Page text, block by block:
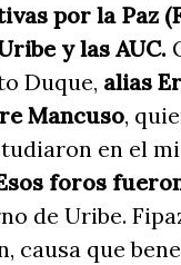
por la Paz
y las AUC.
Duque, alias
Mancuso,
en el
foros
de Uribe.
causa que